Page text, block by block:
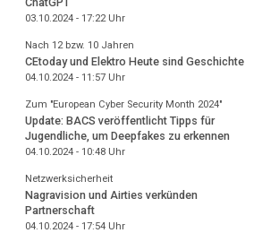
03.10.2024 - 17:22Uhr
Nach 12 bzw. 10 Jahren
CEtoday und Elektro Heute sind Geschichte
04.10.2024 - 11:57Uhr
Zum "European Cyber Security Month 2024"
Update: BACS veröffentlicht Tipps für
Jugendliche, um Deepfakes zu erkennen
04.10.2024 - 10:48Uhr
Netzwerksicherheit
Nagravision und Airties verkünden
Partnerschaft
04.10.2024 - 17:54Uhr